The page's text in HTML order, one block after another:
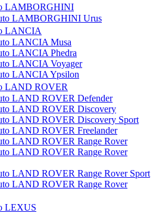
LAMBORGHINI
LAMBORGHINI Urus
LANCIA
LANCIA Musa
LANCIA Phedra
LANCIA Voyager
LANCIA Ypsilon
LAND ROVER
LAND ROVER Defender
LAND ROVER Discovery
LAND ROVER Discovery Sport
LAND ROVER Freelander
LAND ROVER Range Rover
LAND ROVER Range Rover
LAND ROVER Range Rover Sport
LAND ROVER Range Rover
LEXUS